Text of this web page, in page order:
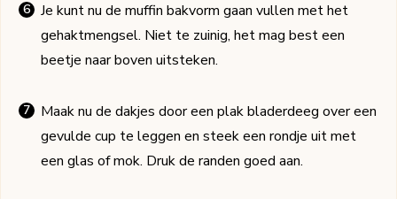
Je kunt nu de muffin bakvorm gaan vullen met het
gehaktmengsel. Niet te zuinig, het mag best een
beetje naar boven uitsteken.
Maak nu de dakjes door een plak bladerdeeg over een
gevulde cup te leggen en steek een rondje uit met
een glas of mok. Druk de randen goed aan.